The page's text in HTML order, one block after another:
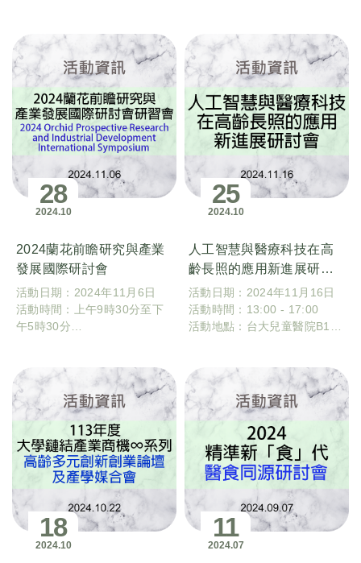
系三館地下室演講廳
28
10
2024
2024蘭花前瞻研究與產業
發展國際研討會
活動日期：2024年11月6日
活動時間：上午9時30分至下
午5時30分
25
10
2024
人工智慧與醫療科技在高
齡長照的應用新進展研討
會
活動日期：2024年11月16日
活動時間：13:00 - 17:00
活動地點：台大兒童醫院B1會
18
10
2024
11
07
2024